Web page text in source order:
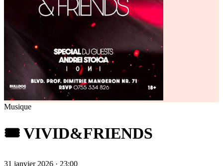
Musique
🎟️ VIVID&FRIENDS
31 janvier 2026 · 23:00